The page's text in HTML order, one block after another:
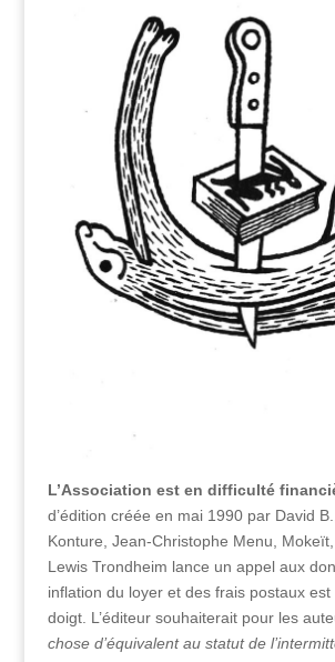
L’Association est en difficulté
d’édition créée en mai 1990 par David
Konture, Jean-Christophe Menu,
Lewis Trondheim lance un appel aux
inflation du loyer et des frais postaux est
doigt. L’éditeur souhaiterait pour les
chose d’équivalent au statut de